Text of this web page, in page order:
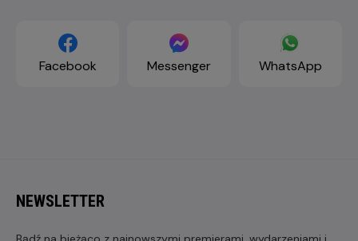
Facebook Messenger WhatsApp
NEWSLETTER